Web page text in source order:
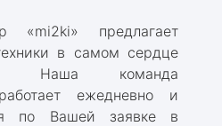
«mi2ki» предлагает
в самом сердце
Наша команда
ежедневно и
по Вашей заявке в